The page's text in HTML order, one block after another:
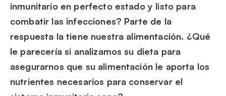
inmunitario en perfecto estado y listo para
combatir las infecciones? Parte de la
respuesta la tiene nuestra alimentación. ¿Qué
le parecería si analizamos su dieta para
asegurarnos que su alimentación le aporta los
nutrientes necesarios para conservar el